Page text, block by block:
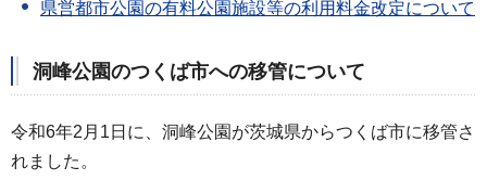
県営都市公園の有料公園施設等の利用料金改定について
洞峰公園のつくば市への移管について
令和6年2月1日に、洞峰公園が茨城県からつくば市に移管さ
れました。